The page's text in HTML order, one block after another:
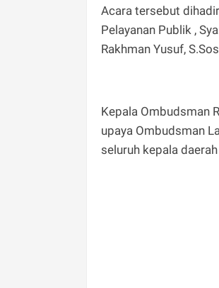
Acara tersebut
Pelayanan Publik ,
Rakhman Yusuf,
Kepala Ombudsman
upaya Ombudsman
seluruh kepala